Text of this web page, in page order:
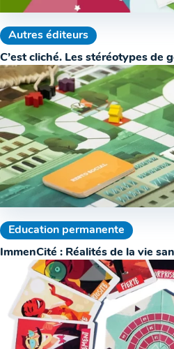
Autres éditeurs
C’est cliché. Les stéréotypes de
Education permanente
ImmenCité : Réalités de la vie